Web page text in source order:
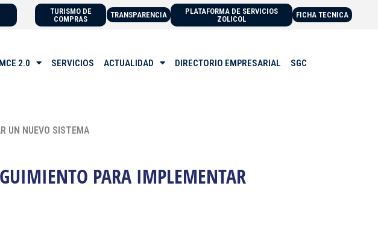
TURISMO DE
COMPRAS
TRANSPARENCIA
PLATAFORMA DE SERVICIOS
ZOLICOL
FICHA TECNICA
2.0 SERVICIOS ACTUALIDAD DIRECTORIO EMPRESARIAL SGC
UN NUEVO SISTEMA
PARA IMPLEMENTAR